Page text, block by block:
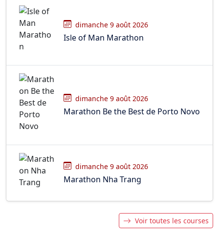
dimanche 9 août 2026
Isle of Man Marathon
dimanche 9 août 2026
Marathon Be the Best de Porto Novo
dimanche 9 août 2026
Marathon Nha Trang
Voir toutes les courses